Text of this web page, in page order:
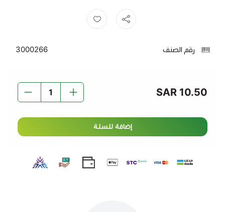
المميزات:
مصنوعة من مواد عالية الجودة لامتصاص فائق.
كل يوم.
رقم الصنف 3000266
10.50 SAR
إضافة للسلة